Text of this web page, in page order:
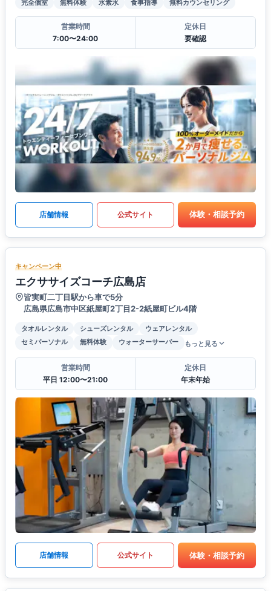
完全個室
無料体験 水素水 食事指導 無料カウンセリング
営業時間
7:00〜24:00
定休日
要確認
店舗情報 公式サイト 体験・相談予約
キャンペーン中
エクササイズコーチ広島店
皆実町二丁目駅から車で5分
広島県広島市中区紙屋町2丁目2-2紙屋町ビル4階
タオルレンタル シューズレンタル
ウェアレンタル
セミパーソナル
無料体験 ウォーターサーバー もっと見る
営業時間
平日 12:00〜21:00
定休日
年末年始
店舗情報 公式サイト 体験・相談予約